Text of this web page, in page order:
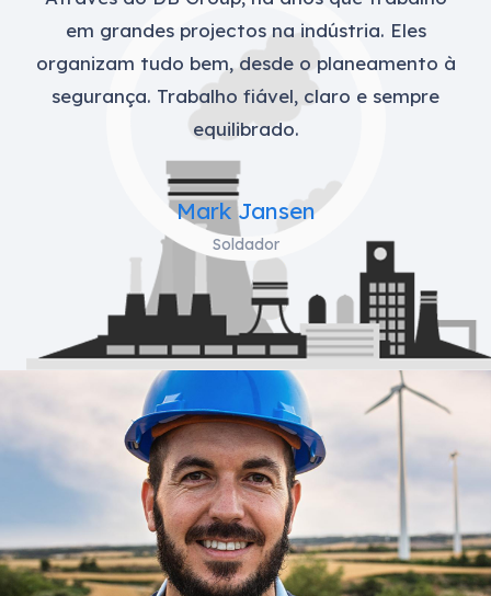
em grandes projectos na indústria. Eles
organizam tudo bem, desde o planeamento à
segurança. Trabalho fiável, claro e sempre
equilibrado.
Mark Jansen
Soldador